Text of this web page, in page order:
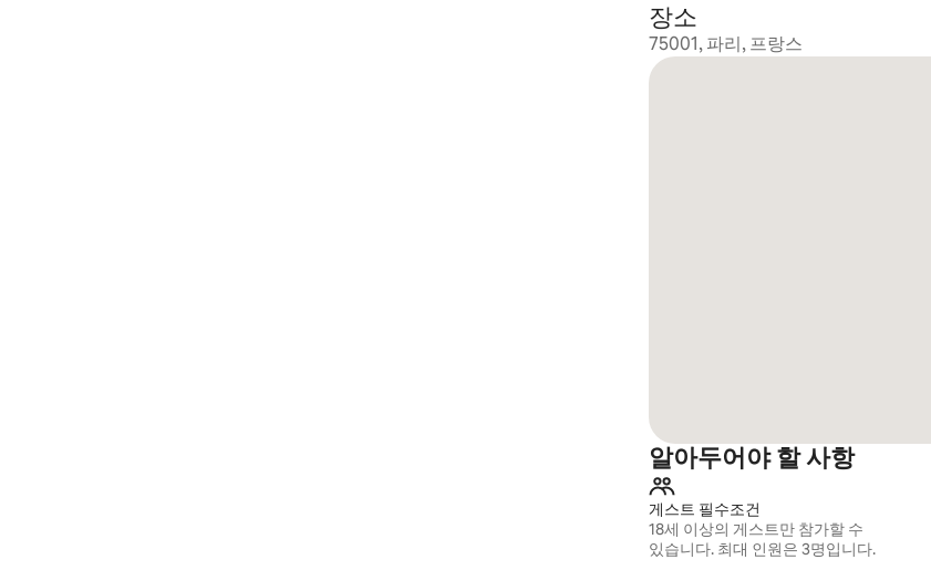
장소
75001, 파리, 프랑스
알아두어야 할 사항
게스트 필수조건
18세 이상의 게스트만 참가할 수
있습니다. 최대 인원은 3명입니다.